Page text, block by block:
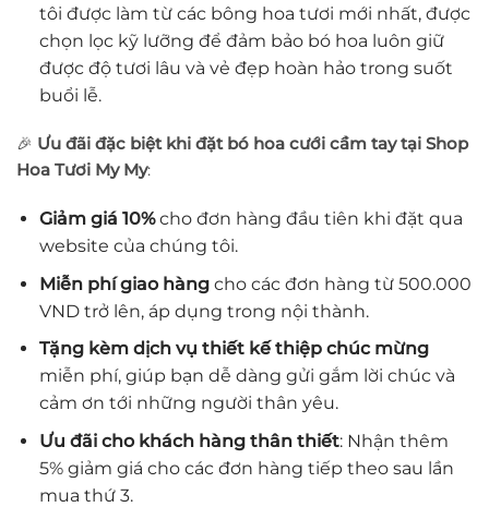
tôi được làm từ các bông hoa tươi mới nhất, được
chọn lọc kỹ lưỡng để đảm bảo bó hoa luôn giữ
được độ tươi lâu và vẻ đẹp hoàn hảo trong suốt
buổi lễ.
🎉 Ưu đãi đặc biệt khi đặt bó hoa cưới cầm tay tại Shop
Hoa Tươi My My:
Giảm giá 10%cho đơn hàng đầu tiên khi đặt qua
website của chúng tôi.
Miễn phí giao hàngcho các đơn hàng từ 500.000
VND trở lên, áp dụng trong nội thành.
Tặng kèm dịch vụ thiết kế thiệp chúc mừng
miễn phí, giúp bạn dễ dàng gửi gắm lời chúc và
cảm ơn tới những người thân yêu.
Ưu đãi cho khách hàng thân thiết: Nhận thêm
5% giảm giá cho các đơn hàng tiếp theo sau lần
mua thứ 3.